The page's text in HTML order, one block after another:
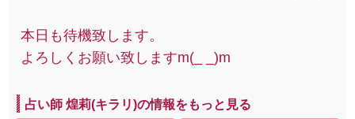
本日も待機致します。
よろしくお願い致しますm(_ _)m
占い師 煌莉(キラリ)の情報をもっと見る